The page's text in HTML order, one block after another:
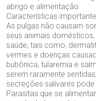
abrigo e alimentação.
Características
As pulgas não causam
seus animais
saúde, tais como,
vermes e doenças
bubônica, tularemia e
serem raramente
secreções salivares
Parasitas que se